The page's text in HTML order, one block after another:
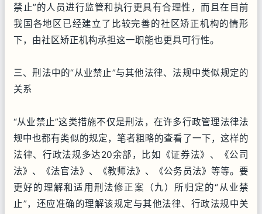
禁止”的人员进行监管和执行更具有合理性，而且在目前
我国各地区已经建立了比较完善的社区矫正机构的情形
下，由社区矫正机构承担这一职能也更具可行性。
三、刑法中的“从业禁止”与其他法律、法规中类似规定的
关系
“从业禁止”这类措施不仅是刑法，在许多行政管理法律法
规中也都有类似的规定，笔者粗略的查看了一下，这样的
法律、行政法规多达20余部，比如《证券法》、《公司
法》、《法官法》、《教师法》、《公务员法》等等。要
更好的理解和适用刑法修正案（九）所归定的“从业禁
止”，还应准确的理解该规定与其他法律、行政法规中关